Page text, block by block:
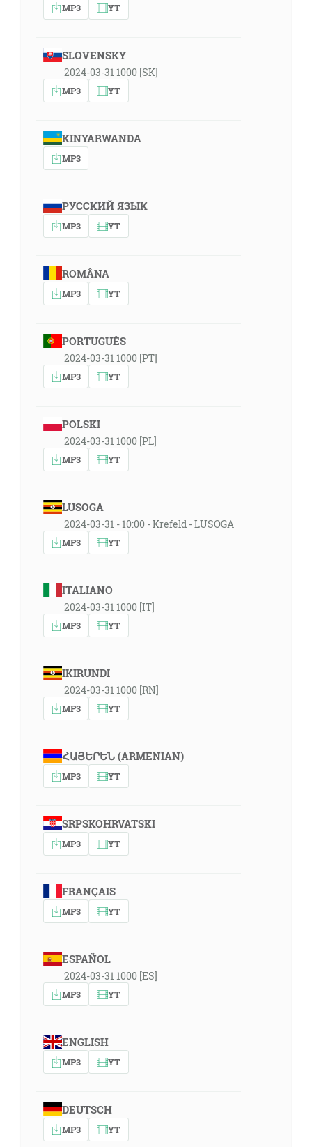
MP3 YT
SLOVENSKY
2024-03-31 1000 [SK]
MP3 YT
KINYARWANDA
MP3
РУССКИЙ ЯЗЫК
MP3 YT
ROMÂNA
MP3 YT
PORTUGUÊS
2024-03-31 1000 [PT]
MP3 YT
POLSKI
2024-03-31 1000 [PL]
MP3 YT
LUSOGA
2024-03-31 - 10:00 - Krefeld - LUSOGA
MP3 YT
ITALIANO
2024-03-31 1000 [IT]
MP3 YT
IKIRUNDI
2024-03-31 1000 [RN]
MP3 YT
ՀԱՅԵՐԵՆ (ARMENIAN)
MP3 YT
SRPSKOHRVATSKI
MP3 YT
FRANÇAIS
MP3 YT
ESPAÑOL
2024-03-31 1000 [ES]
MP3 YT
ENGLISH
MP3 YT
DEUTSCH
MP3 YT